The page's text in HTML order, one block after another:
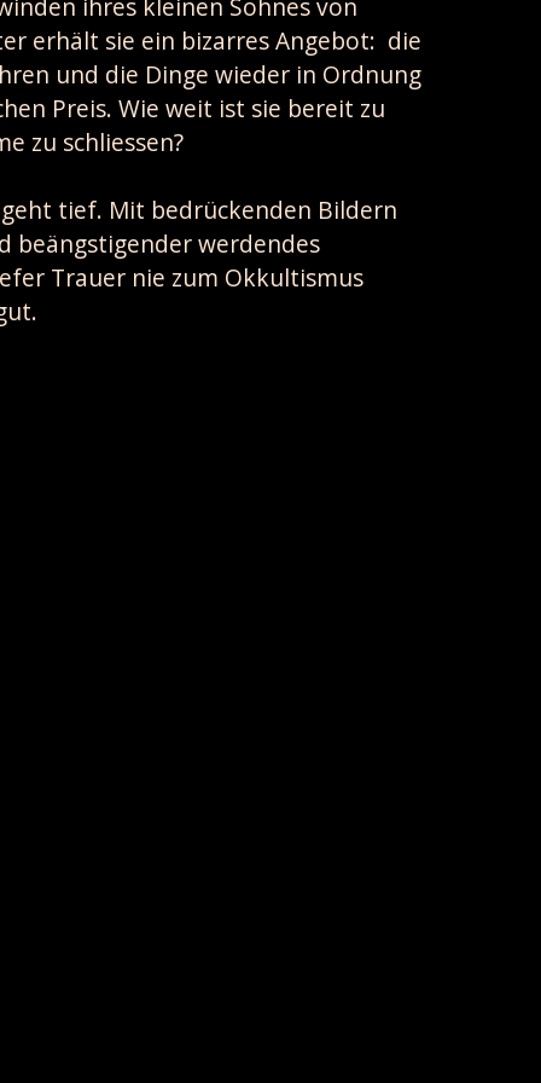
ihres kleinen Sohnes von
erhält sie ein bizarres Angebot: die
und die Dinge wieder in Ordnung
Preis. Wie weit ist sie bereit zu
zu schliessen?
geht tief. Mit bedrückenden Bildern
beängstigender werdendes
Trauer nie zum Okkultismus